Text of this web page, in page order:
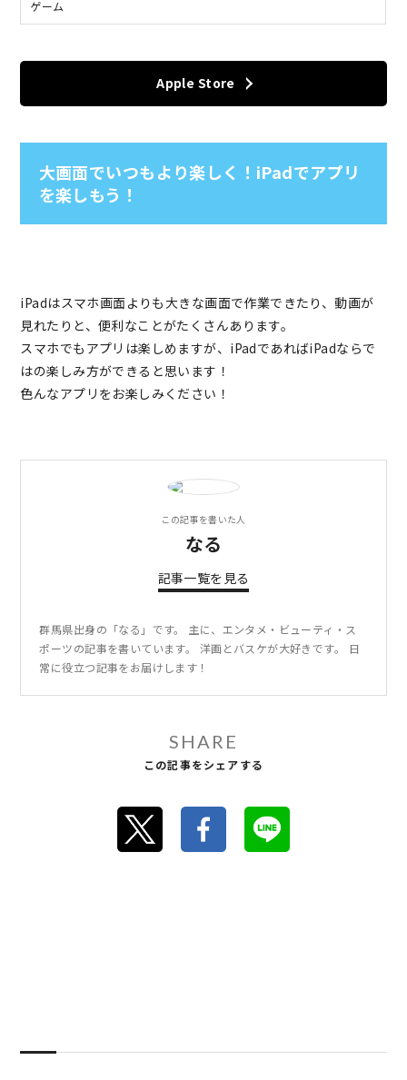
ゲーム
Apple Store
大画面でいつもより楽しく！iPadでアプリ
を楽しもう！
iPadはスマホ画面よりも大きな画面で作業できたり、動画が
見れたりと、便利なことがたくさんあります。
スマホでもアプリは楽しめますが、iPadであればiPadならで
はの楽しみ方ができると思います！
色んなアプリをお楽しみください！
この記事を書いた人
なる
記事一覧を見る
群馬県出身の「なる」です。 主に、エンタメ・ビューティ・ス
ポーツの記事を書いています。 洋画とバスケが大好きです。 日
常に役立つ記事をお届けします！
SHARE
この記事をシェアする